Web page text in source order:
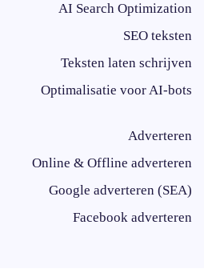
AI Search Optimization
SEO teksten
Teksten laten schrijven
Optimalisatie voor AI-bots
Adverteren
Online & Offline adverteren
Google adverteren (SEA)
Facebook adverteren